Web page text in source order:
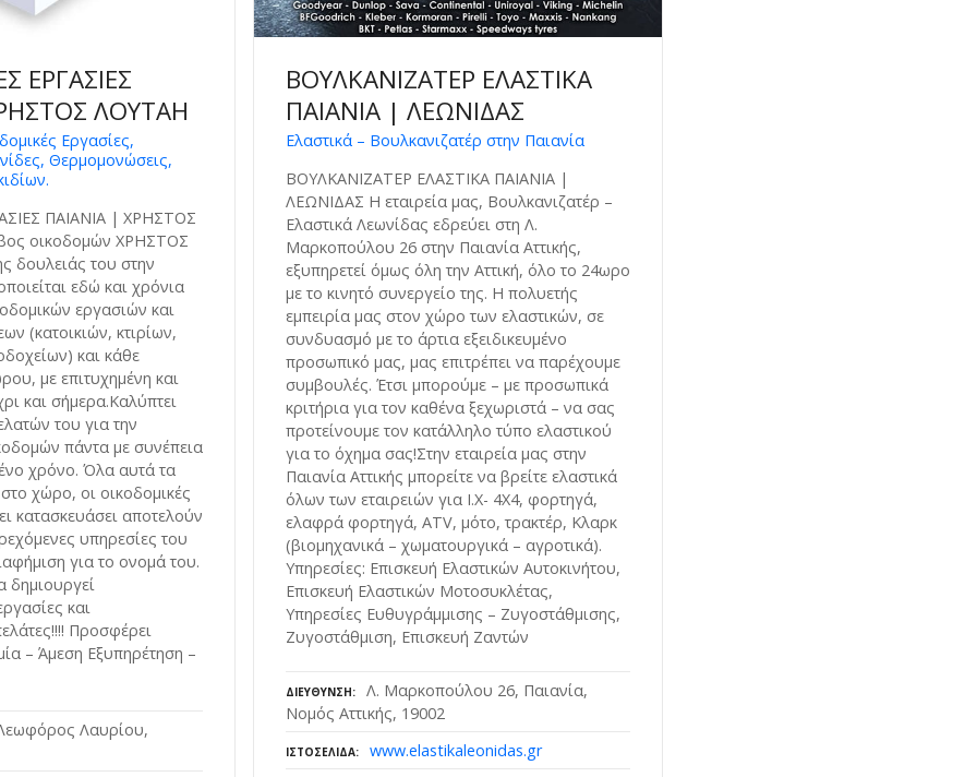
ΕΡΓΑΣΙΕΣ
ΛΟΥΤΑΗ
Εργασίες,
Θερμομονώσεις,
ΠΑΙΑΝΙΑ | ΧΡΗΣΤΟΣ
οικοδομών ΧΡΗΣΤΟΣ
δουλειάς του στην
εδώ και χρόνια
εργασιών και
(κατοικιών, κτιρίων,
και κάθε
με επιτυχημένη και
και σήμερα.Καλύπτει
του για την
πάντα με συνέπεια
χρόνο. Όλα αυτά τα
χώρο, οι οικοδομικές
κατασκευάσει αποτελούν
υπηρεσίες του
για το ονομά του.
δημιουργεί
και
Προσφέρει
– Άμεση Εξυπηρέτηση –
Λαυρίου,
ΒΟΥΛΚΑΝΙΖΑΤΕΡ ΕΛΑΣΤΙΚΑ
ΠΑΙΑΝΙΑ | ΛΕΩΝΙΔΑΣ
Ελαστικά – Βουλκανιζατέρ στην Παιανία
ΒΟΥΛΚΑΝΙΖΑΤΕΡ ΕΛΑΣΤΙΚΑ ΠΑΙΑΝΙΑ |
ΛΕΩΝΙΔΑΣ Η εταιρεία μας, Βουλκανιζατέρ –
Ελαστικά Λεωνίδας εδρεύει στη Λ.
Μαρκοπούλου 26 στην Παιανία Αττικής,
εξυπηρετεί όμως όλη την Αττική, όλο το 24ωρο
με το κινητό συνεργείο της. Η πολυετής
εμπειρία μας στον χώρο των ελαστικών, σε
συνδυασμό με το άρτια εξειδικευμένο
προσωπικό μας, μας επιτρέπει να παρέχουμε
συμβουλές. Έτσι μπορούμε – με προσωπικά
κριτήρια για τον καθένα ξεχωριστά – να σας
προτείνουμε τον κατάλληλο τύπο ελαστικού
για το όχημα σας!Στην εταιρεία μας στην
Παιανία Αττικής μπορείτε να βρείτε ελαστικά
όλων των εταιρειών για Ι.Χ- 4X4, φορτηγά,
ελαφρά φορτηγά, ATV, μότο, τρακτέρ, Κλαρκ
(βιομηχανικά – χωματουργικά – αγροτικά).
Υπηρεσίες: Επισκευή Ελαστικών Αυτοκινήτου,
Επισκευή Ελαστικών Μοτοσυκλέτας,
Υπηρεσίες Ευθυγράμμισης – Ζυγοστάθμισης,
Ζυγοστάθμιση, Επισκευή Ζαντών
ΔΙΕΎΘΥΝΣΗ
Λ. Μαρκοπούλου 26, Παιανία,
Νομός Αττικής, 19002
ΙΣΤΟΣΕΛΊΔΑ www.elastikaleonidas.gr